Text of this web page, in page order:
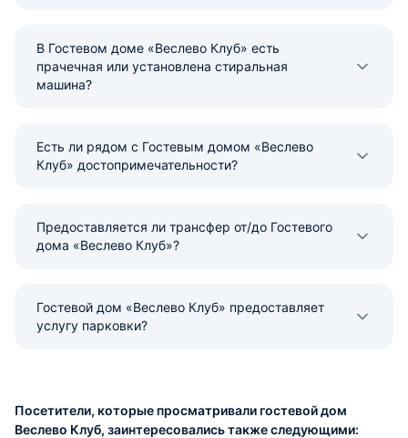
В Гостевом доме «Веслево Клуб» есть
прачечная или установлена стиральная
машина?
Есть ли рядом с Гостевым домом «Веслево
Клуб» достопримечательности?
Предоставляется ли трансфер от/до Гостевого
дома «Веслево Клуб»?
Гостевой дом «Веслево Клуб» предоставляет
услугу парковки?
Посетители, которые просматривали гостевой дом
Веслево Клуб, заинтересовались также следующими: